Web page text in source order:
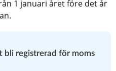
1 januari året före det år
bli registrerad för moms